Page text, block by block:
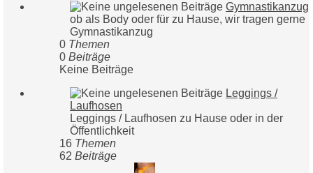
Gymnastikanzug
ob als Body oder für zu Hause, wir tragen gerne
Gymnastikanzug
0 Themen
0 Beiträge
Keine Beiträge
Leggings /
Laufhosen
Leggings / Laufhosen zu Hause oder in der
Öffentlichkeit
16 Themen
62 Beiträge